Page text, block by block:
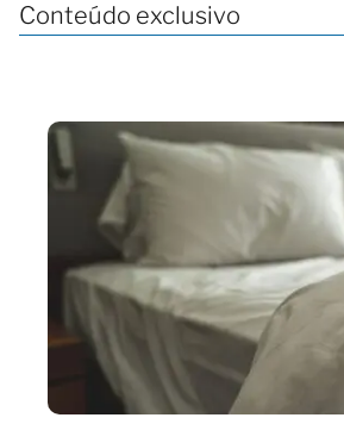
Conteúdo exclusivo